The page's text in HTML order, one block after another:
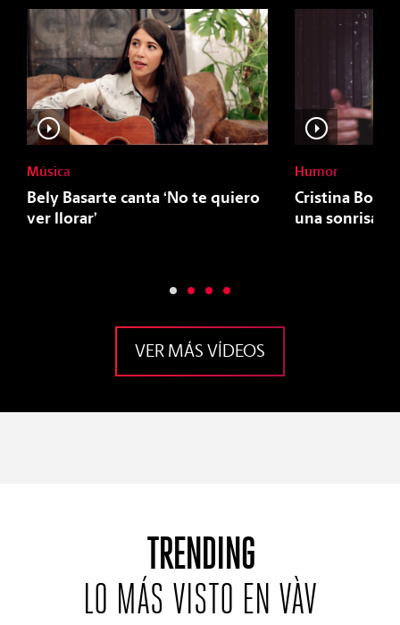
Música
Bely Basarte canta ‘No te quiero
ver llorar’
Humor
Cristina
una sonrisa
VER MÁS VÍDEOS
TRENDING
LO MÁS VISTO EN VÀV